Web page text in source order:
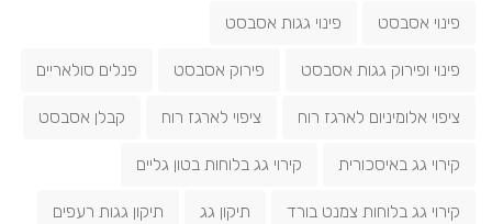
פינוי אסבסט פינוי גגות אסבסט
פינוי ופירוק גגות אסבסט פירוק אסבסט פנלים סולאריים
ציפוי אלומיניום לארגז רוח ציפוי לארגז רוח קבלן אסבסט
קירוי גג באיסכורית קירוי גג בלוחות בטון גליים
קירוי גג בלוחות צמנט בורד תיקון גג תיקון גגות רעפים